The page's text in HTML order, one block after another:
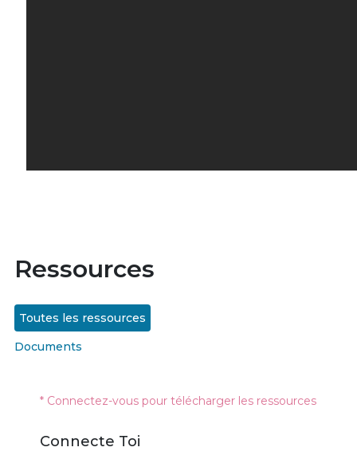
Ressources
Toutes les ressources
Documents
* Connectez-vous pour télécharger les ressources
Connecte Toi